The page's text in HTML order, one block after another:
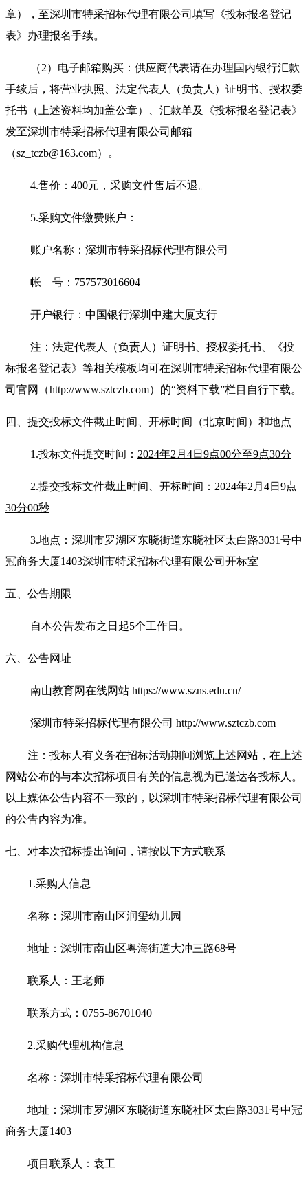
章），至深圳市特采招标代理有限公司填写《投标报名登记
表》办理报名手续。
（2）电子邮箱购买：供应商代表请在办理国内银行汇款
手续后，将营业执照、法定代表人（负责人）证明书、授权委
托书（上述资料均加盖公章）、汇款单及《投标报名登记表》
发至深圳市特采招标代理有限公司邮箱
（sz_tczb@163.com）。
4.售价：400元，采购文件售后不退。
5.采购文件缴费账户：
账户名称：深圳市特采招标代理有限公司
帐 号：757573016604
开户银行：中国银行深圳中建大厦支行
注：法定代表人（负责人）证明书、授权委托书、《投
标报名登记表》等相关模板均可在深圳市特采招标代理有限公
司官网（http://www.sztczb.com）的“资料下载”栏目自行下载。
四、提交投标文件截止时间、开标时间 （北京时间） 和地点
1.投标文件提交时间： 2024年2月4日9点00分至9点30分
2.提交投标文件截止时间 、开标时间： 2024年2月4日9点
30分00秒
3.地点：深圳市罗湖区东晓街道东晓社区太白路3031号中
冠商务大厦1403深圳市特采招标代理有限公司开标室
五、公告期限
自本公告发布之日起5个工作日。
六、公告网址
南山教育网在线网站 https://www.szns.edu.cn/
深圳市特采招标代理有限公司 http://www.sztczb.com
注：投标人有义务在招标活动期间浏览上述网站，在上述
网站公布的与本次招标项目有关的信息视为已送达各投标人。
以上媒体公告内容不一致的，以深圳市特采招标代理有限公司
的公告内容为准。
七、对本次招标提出询问，请按以下方式联系
1.采购人信息
名称：深圳市南山区润玺幼儿园
地址：深圳市南山区粤海街道大冲三路68号
联系人：王老师
联系方式：0755-86701040
2.采购代理机构信息
名称：深圳市特采招标代理有限公司
地址：深圳市罗湖区东晓街道东晓社区太白路3031号中冠
商务大厦1403
项目联系人：袁工